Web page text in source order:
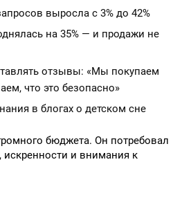
выросла с 3% до 42%
на 35% — и продажи не
отзывы: «Мы покупаем
что это безопасно»
в блогах о детском сне
бюджета. Он потребовал
искренности и внимания к